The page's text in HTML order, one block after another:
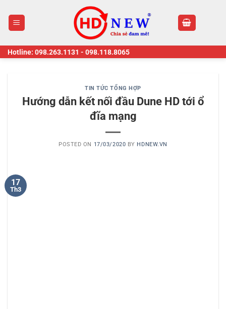
content
Hotline: 098.263.1131 - 098.118.8065
TIN TỨC TỔNG HỢP
Hướng dẫn kết nối đầu Dune HD tới ổ
đĩa mạng
POSTED ON 17/03/2020 BY HDNEW.VN
17
Th3